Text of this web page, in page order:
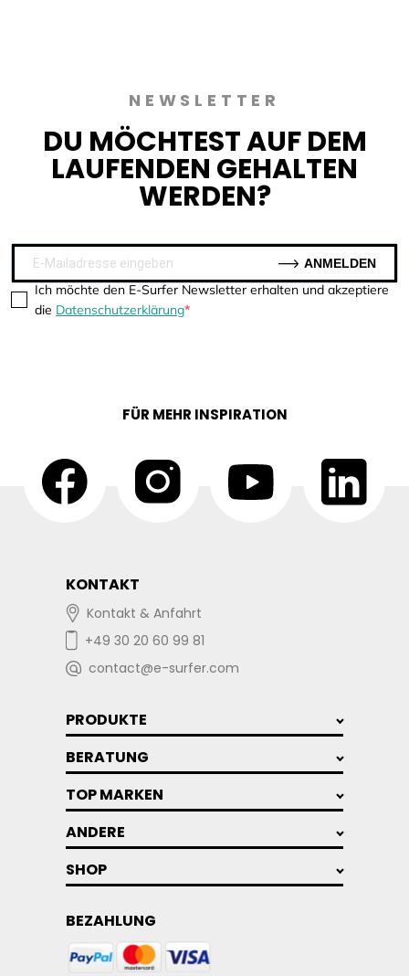
NEWSLETTER
DU MÖCHTEST AUF DEM
LAUFENDEN GEHALTEN
WERDEN?
Ich möchte den E-Surfer Newsletter erhalten und akzeptiere
die Datenschutzerklärung
ANMELDEN
FÜR MEHR INSPIRATION
KONTAKT
Kontakt & Anfahrt
+49 30 20 60 99 81
contact@e-surfer.com
PRODUKTE
BERATUNG
TOP MARKEN
ANDERE
SHOP
BEZAHLUNG